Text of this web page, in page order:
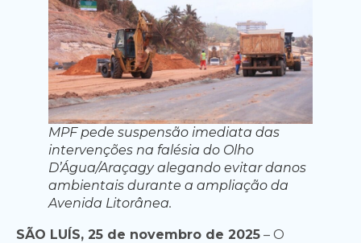
MPF pede suspensão imediata das
intervenções na falésia do Olho
D’Água/Araçagy alegando evitar danos
ambientais durante a ampliação da
Avenida Litorânea.
SÃO LUÍS, 25 de novembro de 2025 – O